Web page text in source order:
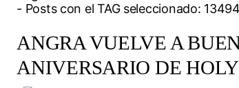
- Posts con el TAG seleccionado: 13494
ANGRA VUELVE A
ANIVERSARIO DE